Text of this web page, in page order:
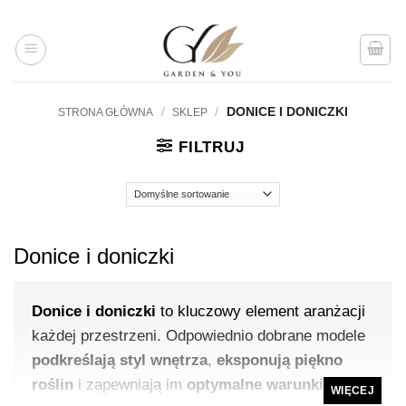
treści
STRONA GŁÓWNA / SKLEP / DONICE I DONICZKI
FILTRUJ
Donice i doniczki
Donice i doniczki to kluczowy element aranżacji
każdej przestrzeni. Odpowiednio dobrane modele
podkreślają styl wnętrza, eksponują piękno
roślin i zapewniają im optymalne warunki
WIĘCEJ